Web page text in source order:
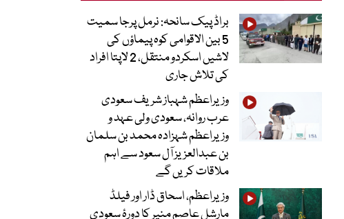
براڈ پیک سانحہ: نرمل پرجا سمیت
5 بین الاقوامی کوہ پیماؤں کی
لاشیں اسکردو منتقل، 2 لاپتا افراد
کی تلاش جاری
وزیراعظم شہباز شریف سعودی
عرب روانہ، سعودی ولی عہد و
وزیراعظم شہزادہ محمد بن سلمان
بن عبدالعزیز آل سعود سے اہم
ملاقات کریں گے
وزیراعظم، اسحاق ڈار اور فیلڈ
مارشل عاصم منیر کا دورۂ سعودی